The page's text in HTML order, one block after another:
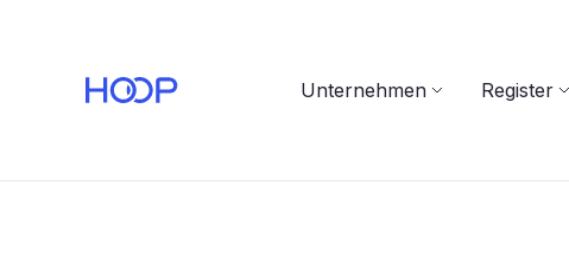
Unternehmen Register